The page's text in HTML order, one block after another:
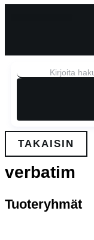
TAKAISIN
verbatim
Tuoteryhmät